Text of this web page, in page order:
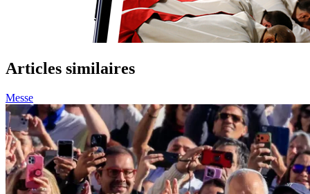
Articles similaires
Messe